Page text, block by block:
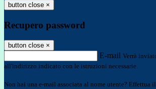
button close ×
Recupero password
button close ×
E-mail Verrà
all'indirizzo indicato con le istruzioni necessarie.
Non hai una e-mail associata al nome utente? Effettua